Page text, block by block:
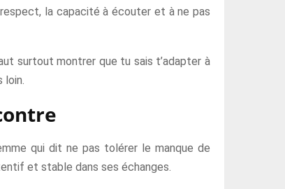
la capacité à écouter et à ne pas
surtout montrer que tu sais t’adapter à
loin.
qui dit ne pas tolérer le manque de
et stable dans ses échanges.